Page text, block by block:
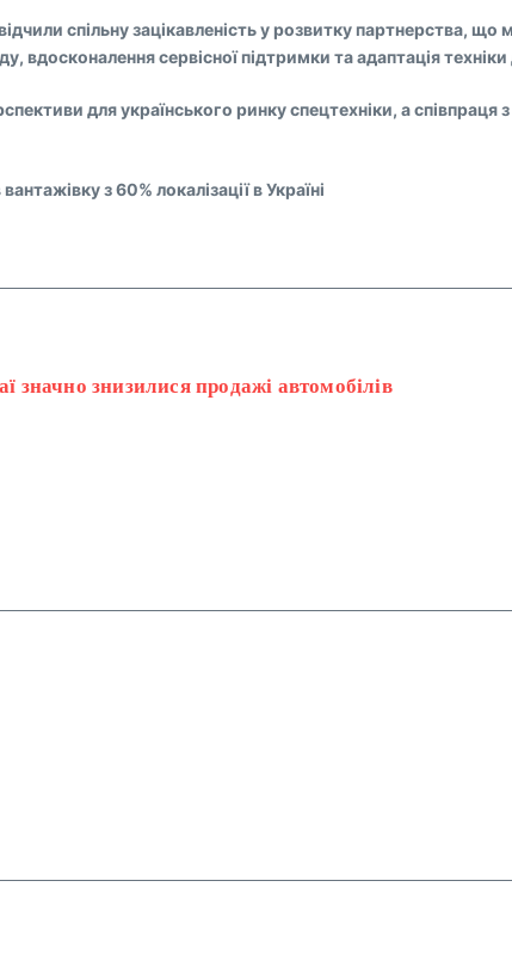
спільну зацікавленість у розвитку партнерства,
вдосконалення сервісної підтримки та адаптація техніки
для українського ринку спецтехніки, а
з 60% локалізації в Україні
значно знизилися продажі автомобілів